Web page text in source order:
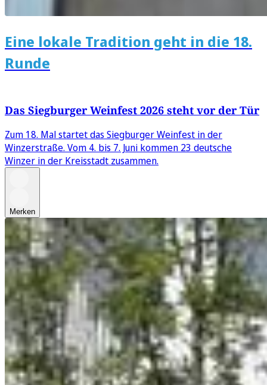
Eine lokale Tradition geht in die 18.
Runde
Das Siegburger Weinfest 2026 steht vor der Tür
Zum 18. Mal startet das Siegburger Weinfest in der
Winzerstraße. Vom 4. bis 7. Juni kommen 23 deutsche
Winzer in der Kreisstadt zusammen.
Merken